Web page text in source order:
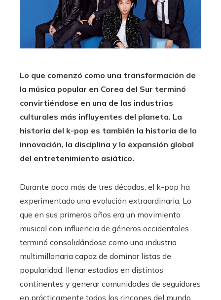
Lo que comenzó como una transformación de
la música popular en Corea del Sur terminó
convirtiéndose en una de las industrias
culturales más influyentes del planeta. La
historia del k-pop es también la historia de la
innovación, la disciplina y la expansión global
del entretenimiento asiático.
Durante poco más de tres décadas, el k-pop ha
experimentado una evolución extraordinaria. Lo
que en sus primeros años era un movimiento
musical con influencia de géneros occidentales
terminó consolidándose como una industria
multimillonaria capaz de dominar listas de
popularidad, llenar estadios en distintos
continentes y generar comunidades de seguidores
en prácticamente todos los rincones del mundo.